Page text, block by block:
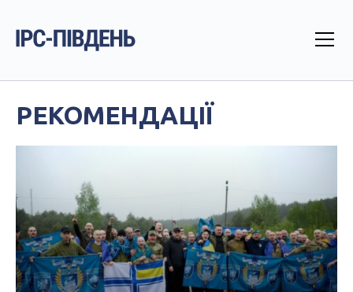
РЕКОМЕНДАЦІЇ